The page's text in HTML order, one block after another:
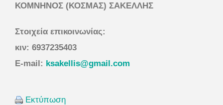
ΚΟΜΝΗΝΟΣ (ΚΟΣΜΑΣ) ΣΑΚΕΛΛΗΣ
Στοιχεία επικοινωνίας:
κιν: 6937235403
E-mail: ksakellis@gmail.com
Εκτύπωση